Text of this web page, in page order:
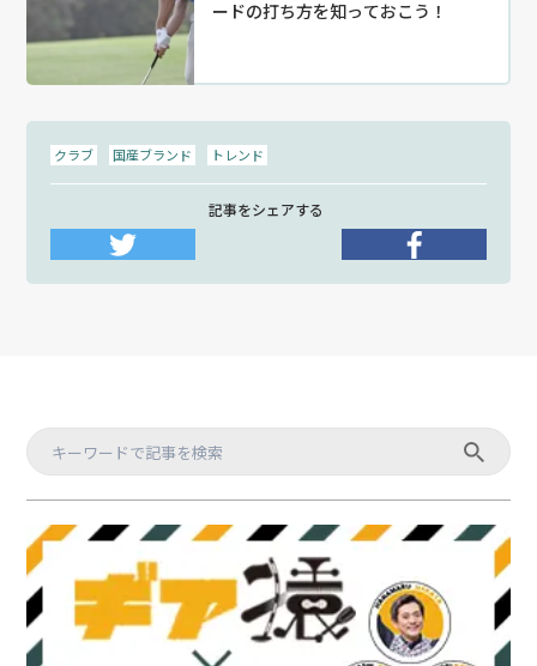
ードの打ち方を知っておこう！
クラブ 国産ブランド トレンド
記事をシェアする